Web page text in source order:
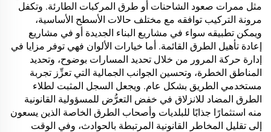
مثل ممرات صعود الشاحنات أو طرق المركبات الطارئة. وتكفل
مرونة التركيب توافقه مع مختلف حالات الأسطح الأساسية،
ويمكن تطبيقه سواء في مشاريع البناء الجديدة أو في مشاريع
إعادة تأهيل الطرق القائمة. أما خيارات الألوان فهي توفر مزايا في
إدارة حركة المرور من خلال تحديد المسارات بوضوح، وتحديد
المناطق الخطرة، وتحسين الجوانب الجمالية التي تعزِّز تجربة
مستخدمي الطريق بشكل عام. ويجعل السجل المثبت لطلاء
الطرق المضاد للانزلاق في خفض التعرُّض للمسؤولية القانونية
منه استثمارًا جذابًا للبلديات وأصحاب الطرق الخاصة الذين يسعون
إلى تقليل المخاطر القانونية المرتبطة بالحوادث، وفي الوقت